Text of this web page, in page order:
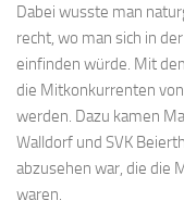
Dabei wusste man
recht, wo man sich in
einfinden würde. Mit
die Mitkonkurrenten
werden. Dazu kamen
Walldorf und SVK
abzusehen war, die die
waren.